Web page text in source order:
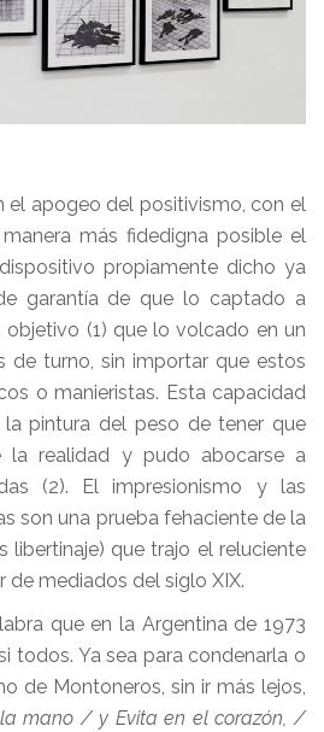
el apogeo del positivismo, con el
más fidedigna posible el
propiamente dicho ya
garantía de que lo captado a
objetivo (1) que lo volcado en un
de turno, sin importar que estos
o manieristas. Esta capacidad
pintura del peso de tener que
la realidad y pudo abocarse a
(2). El impresionismo y las
son una prueba fehaciente de la
libertinaje) que trajo el reluciente
de mediados del siglo XIX.
que en la Argentina de 1973
todos. Ya sea para condenarla o
de Montoneros, sin ir más lejos,
mano / y Evita en el corazón, /